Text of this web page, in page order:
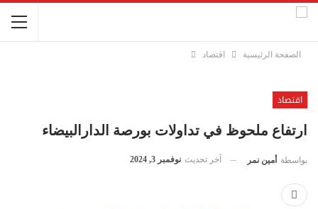
الصفحة الرئيسية اقتصاد
اقتصاد
ارتفاع ملحوظ في تداولات بورصة الدارالبيضاء
بواسطة أمين نمر آخر تحديث نوفمبر 3, 2024